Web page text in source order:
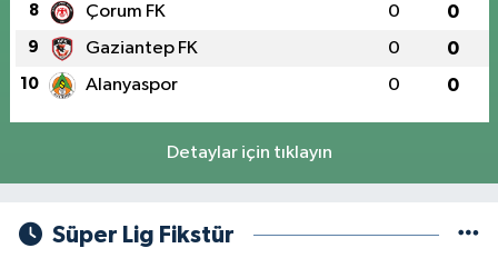
8 Çorum FK 0 0
9 Gaziantep FK 0 0
10 Alanyaspor 0 0
Detaylar için tıklayın
Süper Lig Fikstür